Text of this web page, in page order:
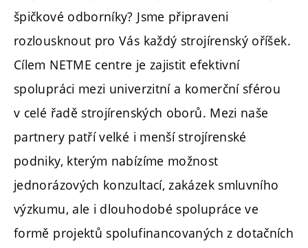
špičkové odborníky? Jsme připraveni
rozlousknout pro Vás každý strojírenský oříšek.
Cílem NETME centre je zajistit efektivní
spolupráci mezi univerzitní a komerční sférou
v celé řadě strojírenských oborů. Mezi naše
partnery patří velké i menší strojírenské
podniky, kterým nabízíme možnost
jednorázových konzultací, zakázek smluvního
výzkumu, ale i dlouhodobé spolupráce ve
formě projektů spolufinancovaných z dotačních